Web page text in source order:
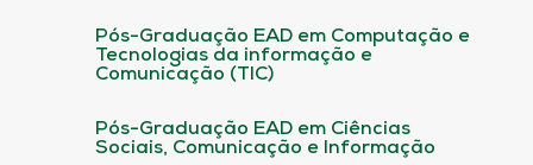
Pós-Graduação EAD em Computação e
Tecnologias da informação e
Comunicação (TIC)
Pós-Graduação EAD em Ciências
Sociais, Comunicação e Informação